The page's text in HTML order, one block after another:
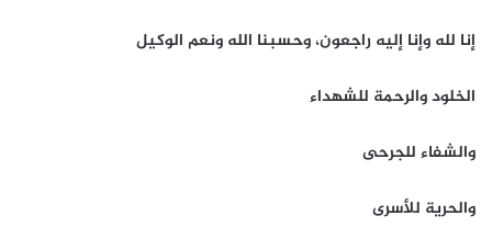
إنا لله وإنا إليه راجعون، وحسبنا الله ونعم الوكيل
الخلود والرحمة للشهداء
والشفاء للجرحى
والحرية للأسرى